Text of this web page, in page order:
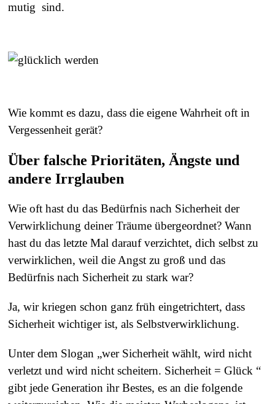
mutig sind.
Wie kommt es dazu, dass die eigene Wahrheit oft in
Vergessenheit gerät?
Über falsche Prioritäten, Ängste und
andere Irrglauben
Wie oft hast du das Bedürfnis nach Sicherheit der
Verwirklichung deiner Träume übergeordnet? Wann
hast du das letzte Mal darauf verzichtet, dich selbst zu
verwirklichen, weil die Angst zu groß und das
Bedürfnis nach Sicherheit zu stark war?
Ja, wir kriegen schon ganz früh eingetrichtert, dass
Sicherheit wichtiger ist, als Selbstverwirklichung.
Unter dem Slogan „wer Sicherheit wählt, wird nicht
verletzt und wird nicht scheitern. Sicherheit = Glück “
gibt jede Generation ihr Bestes, es an die folgende